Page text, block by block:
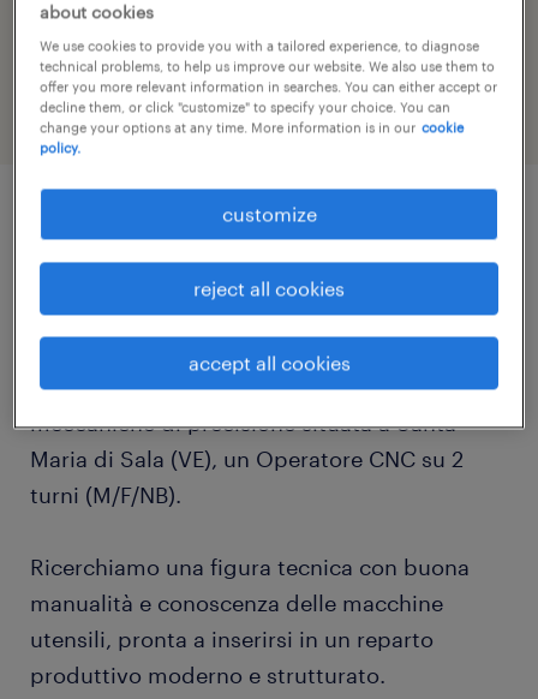
job category
other
job details
Randstad Italia S.p.A., filiale di Spinea,
seleziona per importante azienda cliente
operante nel settore delle lavorazioni
meccaniche di precisione situata a Santa
Maria di Sala (VE), un Operatore CNC su 2
turni (M/F/NB).
Ricerchiamo una figura tecnica con buona
manualità e conoscenza delle macchine
utensili, pronta a inserirsi in un reparto
produttivo moderno e strutturato.
about cookies
We use cookies to provide you with a tailored experience, to diagnose
technical problems, to help us improve our website. We also use them to
offer you more relevant information in searches. You can either accept or
decline them, or click "customize" to specify your choice. You can
change your options at any time. More information is in our cookie
policy.
customize
reject all cookies
accept all cookies